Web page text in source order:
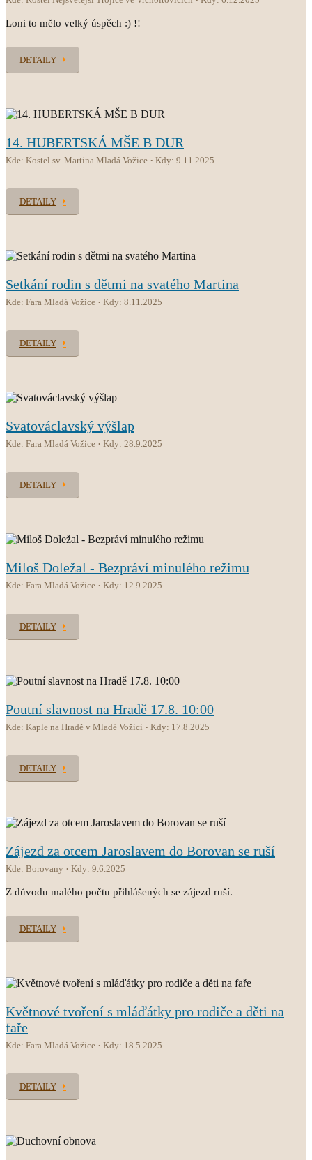
Loni to mělo velký úspěch :) !!
DETAILY
14. HUBERTSKÁ MŠE B DUR
Kde: Kostel sv. Martina Mladá Vožice Kdy: 9.11.2025
DETAILY
Setkání rodin s dětmi na svatého Martina
Kde: Fara Mladá Vožice Kdy: 8.11.2025
DETAILY
Svatováclavský výšlap
Kde: Fara Mladá Vožice Kdy: 28.9.2025
DETAILY
Miloš Doležal - Bezpráví minulého režimu
Kde: Fara Mladá Vožice Kdy: 12.9.2025
DETAILY
Poutní slavnost na Hradě 17.8. 10:00
Kde: Kaple na Hradě v Mladé Vožici Kdy: 17.8.2025
DETAILY
Zájezd za otcem Jaroslavem do Borovan se ruší
Kde: Borovany Kdy: 9.6.2025
Z důvodu malého počtu přihlášených se zájezd ruší.
DETAILY
Květnové tvoření s mláďátky pro rodiče a děti na
faře
Kde: Fara Mladá Vožice Kdy: 18.5.2025
DETAILY